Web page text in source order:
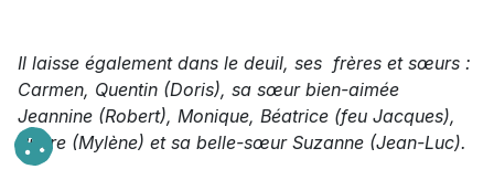
Il laisse également dans le deuil, ses frères et sœurs :
Carmen, Quentin (Doris), sa sœur bien-aimée
Jeannine (Robert), Monique, Béatrice (feu Jacques),
Pierre (Mylène) et sa belle-sœur Suzanne (Jean-Luc).